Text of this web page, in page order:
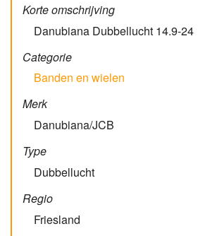
Korte omschrijving
Danubiana Dubbellucht 14.9-24
Categorie
Banden en wielen
Merk
Danubiana/JCB
Type
Dubbellucht
Regio
Friesland